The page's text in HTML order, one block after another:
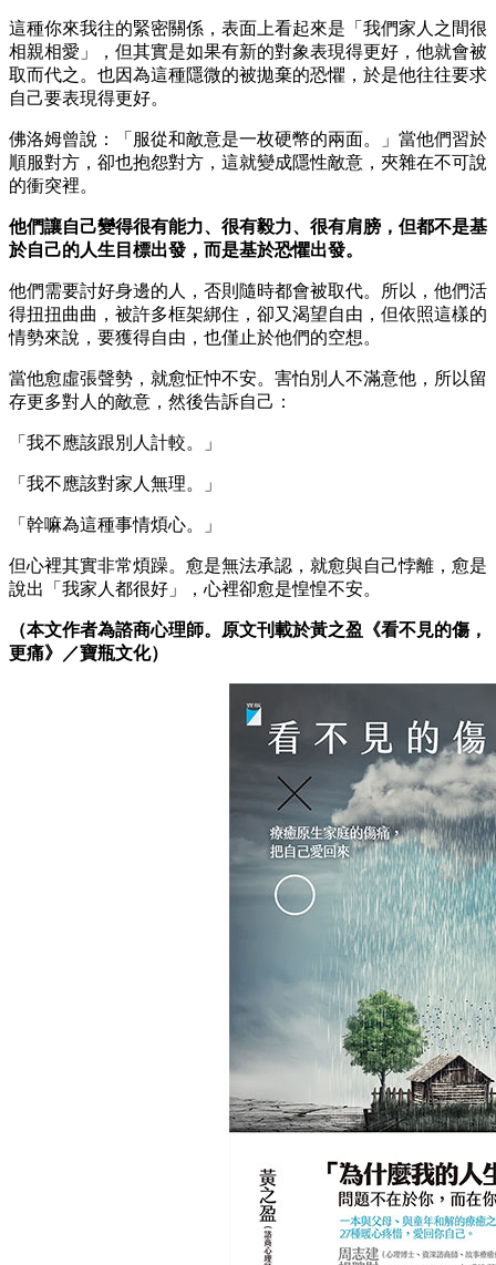
這種你來我往的緊密關係，表面上看起來是「我們家人之間很
相親相愛」，但其實是如果有新的對象表現得更好，他就會被
取而代之。也因為這種隱微的被拋棄的恐懼，於是他往往要求
自己要表現得更好。
佛洛姆曾說：「服從和敵意是一枚硬幣的兩面。」當他們習於
順服對方，卻也抱怨對方，這就變成隱性敵意，夾雜在不可說
的衝突裡。
他們讓自己變得很有能力、很有毅力、很有肩膀，但都不是基
於自己的人生目標出發，而是基於恐懼出發。
他們需要討好身邊的人，否則隨時都會被取代。所以，他們活
得扭扭曲曲，被許多框架綁住，卻又渴望自由，但依照這樣的
情勢來說，要獲得自由，也僅止於他們的空想。
當他愈虛張聲勢，就愈怔忡不安。害怕別人不滿意他，所以留
存更多對人的敵意，然後告訴自己：
「我不應該跟別人計較。」
「我不應該對家人無理。」
「幹嘛為這種事情煩心。」
但心裡其實非常煩躁。愈是無法承認，就愈與自己悖離，愈是
說出「我家人都很好」，心裡卻愈是惶惶不安。
（本文作者為諮商心理師。原文刊載於黃之盈《看不見的傷，
更痛》／寶瓶文化）